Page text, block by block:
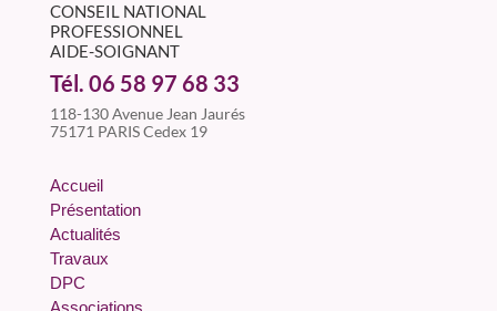
CONSEIL NATIONAL
PROFESSIONNEL
AIDE-SOIGNANT
Tél. 06 58 97 68 33
118-130 Avenue Jean Jaurés
75171 PARIS Cedex 19
Accueil
Présentation
Actualités
Travaux
DPC